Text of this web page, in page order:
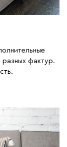
разных фактур.